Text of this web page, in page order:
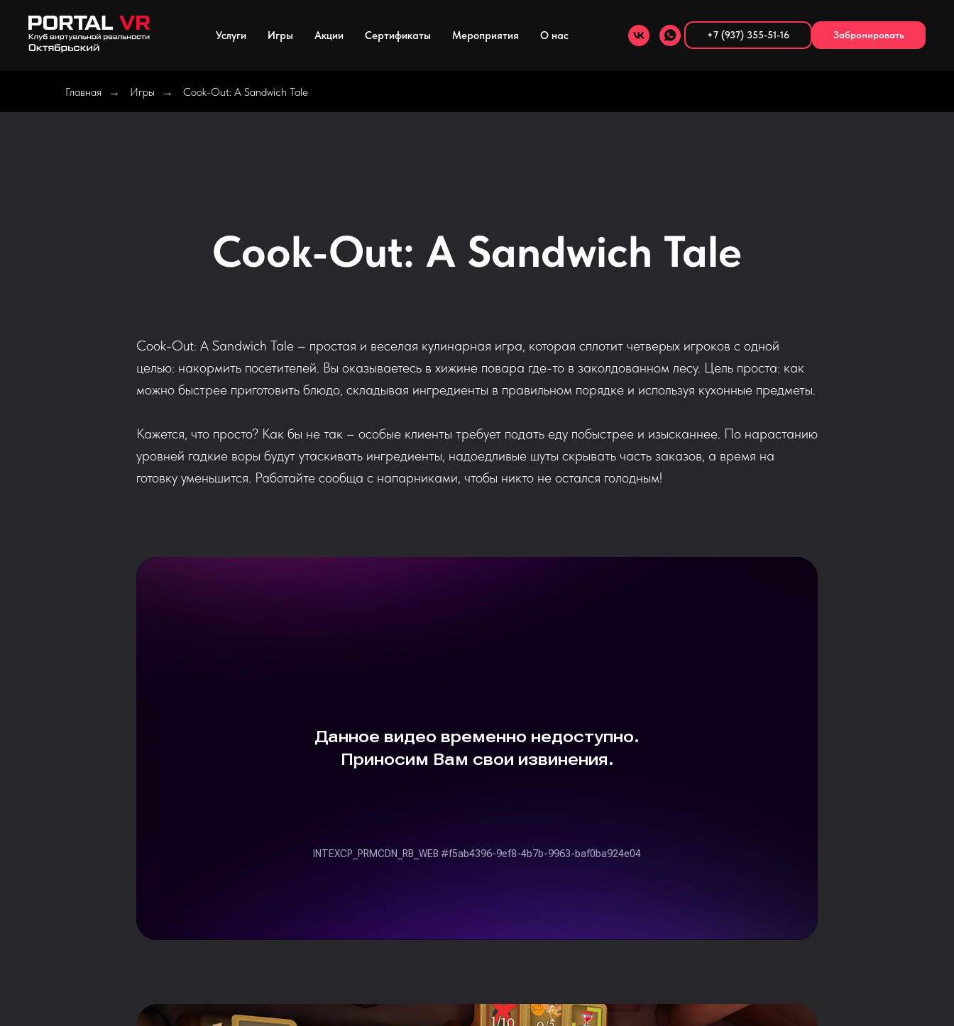
Услуги Игры Акции Сертификаты Мероприятия О нас +7 (937) 355-51-16 Забронировать
Главная → Игры → Cook-Out: A Sandwich Tale
Cook-Out: A Sandwich Tale
Cook-Out: A Sandwich Tale – простая и веселая кулинарная игра, которая сплотит четверых игроков с одной
целью: накормить посетителей. Вы оказываетесь в хижине повара где-то в заколдованном лесу. Цель проста: как
можно быстрее приготовить блюдо, складывая ингредиенты в правильном порядке и используя кухонные предметы.
Кажется, что просто? Как бы не так – особые клиенты требует подать еду побыстрее и изысканнее. По нарастанию
уровней гадкие воры будут утаскивать ингредиенты, надоедливые шуты cкрывать часть заказов, а время на
готовку уменьшится. Работайте сообща с напарниками, чтобы никто не остался голодным!